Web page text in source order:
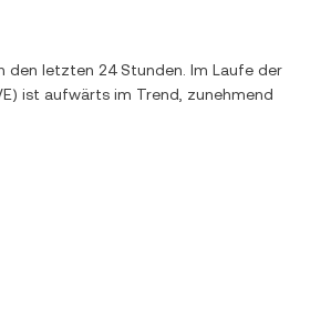
den letzten 24 Stunden. Im Laufe der
ist aufwärts im Trend, zunehmend